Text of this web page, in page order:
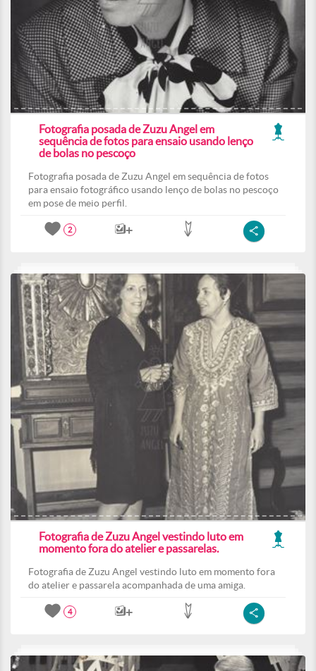
Fotografia posada de Zuzu Angel em
sequência de fotos para ensaio usando lenço
de bolas no pescoço
Fotografia posada de Zuzu Angel em sequência de fotos
para ensaio fotográfico usando lenço de bolas no pescoço
em pose de meio perfil.
2
Fotografia de Zuzu Angel vestindo luto em
momento fora do atelier e passarelas.
Fotografia de Zuzu Angel vestindo luto em momento fora
do atelier e passarela acompanhada de uma amiga.
4